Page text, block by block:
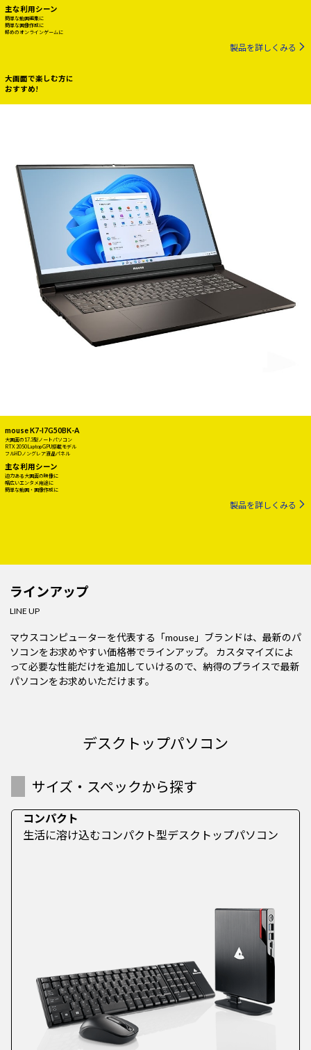
主な利用シーン
簡単な動画編集に
簡単な画像作成に
軽めのオンラインゲームに
製品を詳しくみる
大画面で楽しむ方に
おすすめ!
mouse K7-I7G50BK-A
大画面の17.3型ノートパソコン
RTX 2050 Laptop GPU搭載モデル
フルHDノングレア液晶パネル
主な利用シーン
迫力ある大画面の映像に
幅広いエンタメ用途に
簡単な動画・画像作成に
製品を詳しくみる
ラインアップ
LINE UP
マウスコンピューターを代表する「mouse」ブランドは、最新のパ
ソコンをお求めやすい価格帯でラインアップ。 カスタマイズによ
って必要な性能だけを追加していけるので、納得のプライスで最新
パソコンをお求めいただけます。
デスクトップパソコン
サイズ・スペックから探す
コンパクト
生活に溶け込むコンパクト型デスクトップパソコン